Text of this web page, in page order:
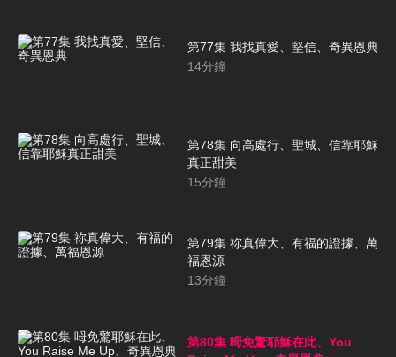
第77集 我找真愛、堅信、奇異恩典
14分鐘
第78集 向高處行、聖城、信靠耶穌
真正甜美
15分鐘
第79集 祢真偉大、有福的證據、萬
福恩源
13分鐘
第80集 呣免驚耶穌在此、You